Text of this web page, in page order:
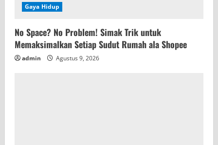
Gaya Hidup
No Space? No Problem! Simak Trik untuk
Memaksimalkan Setiap Sudut Rumah ala Shopee
admin Agustus 9, 2026